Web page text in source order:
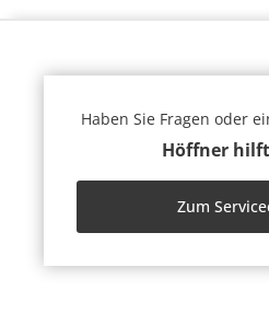
Haben Sie Fragen oder
Höffner
Zum